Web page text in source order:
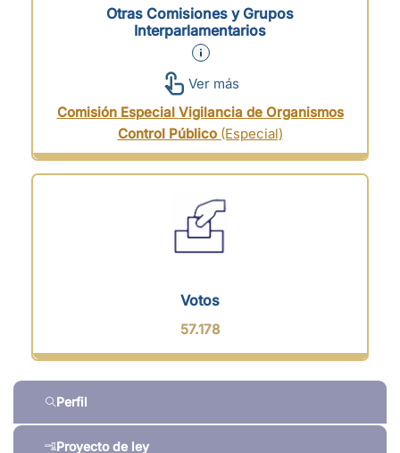
Perfil
Proyecto de ley
Otras Comisiones y Grupos
Interparlamentarios
Ver más
Comisión Especial Vigilancia de Organismos
Control Público (Especial)
Votos
57.178